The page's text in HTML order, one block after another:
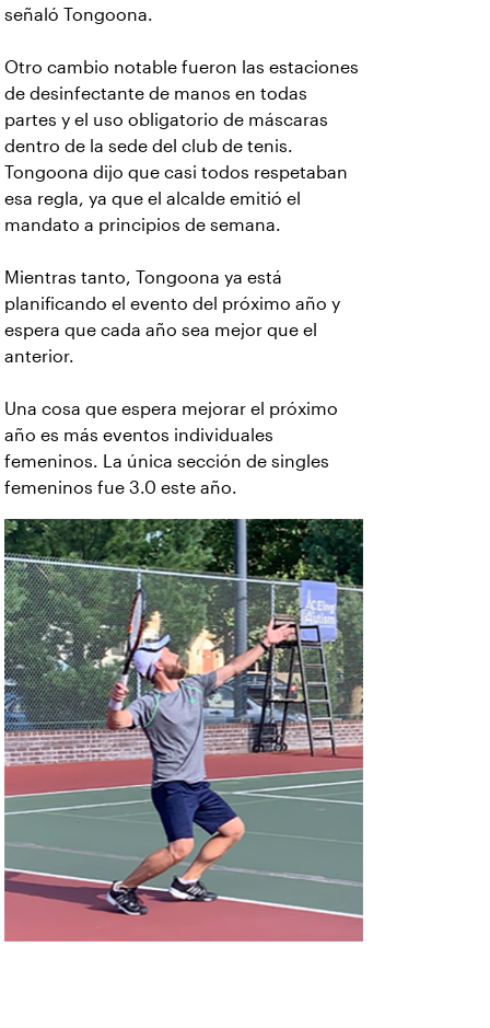
señaló Tongoona.
Otro cambio notable fueron las estaciones
de desinfectante de manos en todas
partes y el uso obligatorio de máscaras
dentro de la sede del club de tenis.
Tongoona dijo que casi todos respetaban
esa regla, ya que el alcalde emitió el
mandato a principios de semana.
Mientras tanto, Tongoona ya está
planificando el evento del próximo año y
espera que cada año sea mejor que el
anterior.
Una cosa que espera mejorar el próximo
año es más eventos individuales
femeninos. La única sección de singles
femeninos fue 3.0 este año.